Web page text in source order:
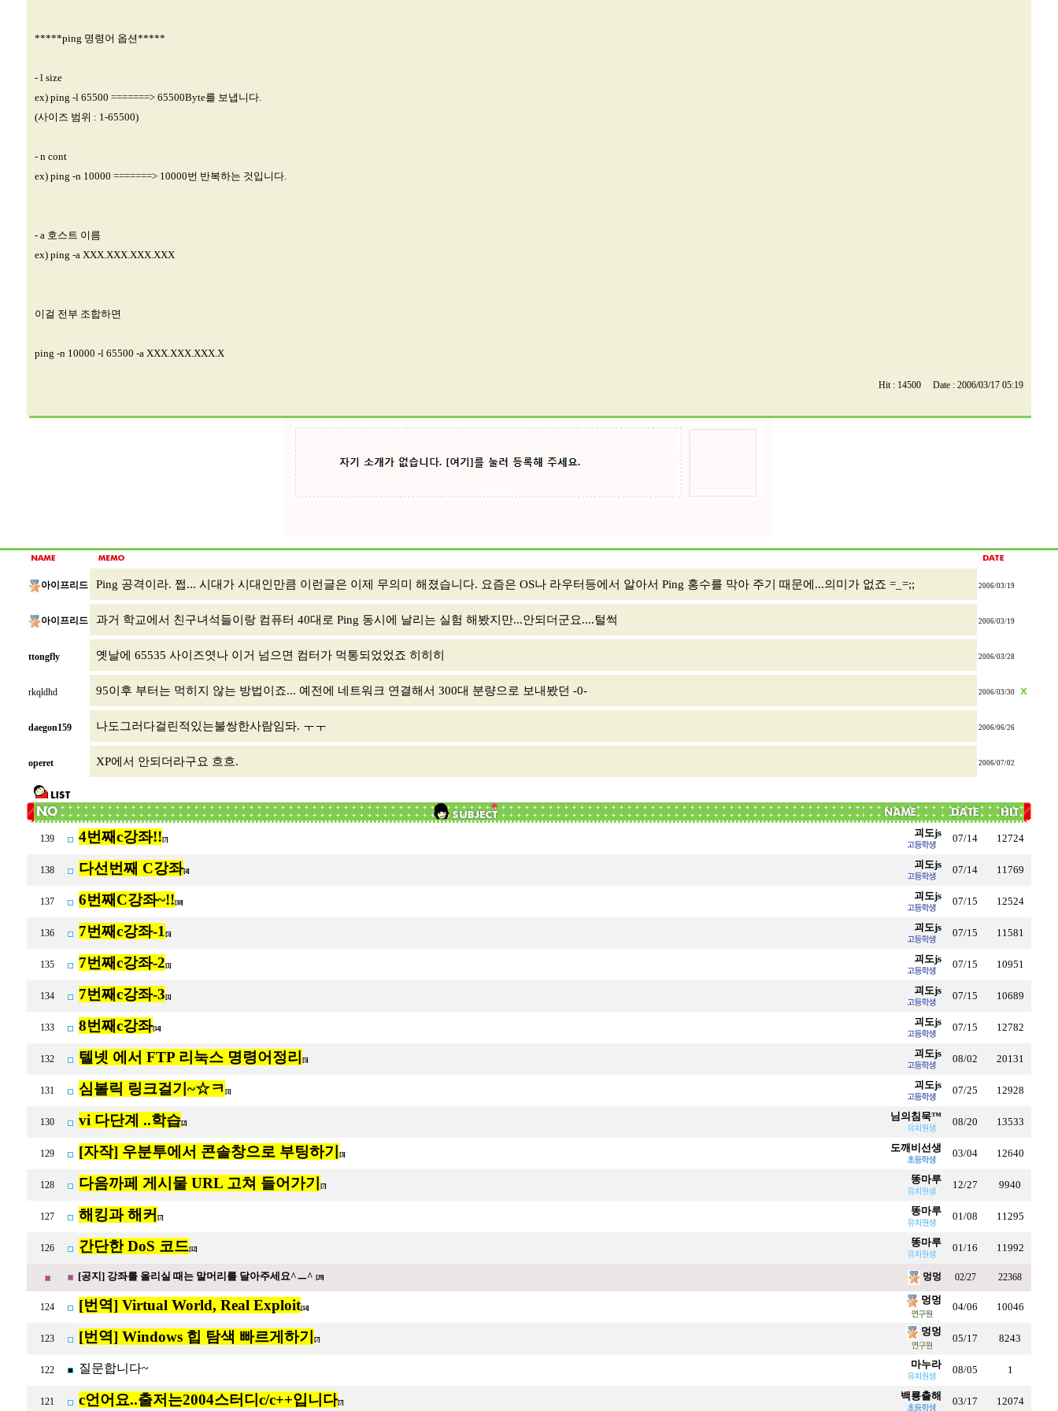
*****ping 명령어 옵션*****
- l size
ex) ping -l 65500 =======> 65500Byte를 보냅니다.
(사이즈 범위 : 1-65500)
- n cont
ex) ping -n 10000 =======> 10000번 반복하는 것입니다.
- a 호스트 이름
ex) ping -a XXX.XXX.XXX.XXX
이걸 전부 조합하면
ping -n 10000 -l 65500 -a XXX.XXX.XXX.X
Hit : 14500 Date : 2006/03/17 05:19
아이프리드 Ping 공격이라. 쩝... 시대가 시대인만큼 이런글은 이제 무의미 해졌습니다. 요즘은 OS나 라우터등에서 알아서 Ping 홍수를 막아 주기 때문에...의미가 없죠 =_=;; 2006/03/19
아이프리드 과거 학교에서 친구녀석들이랑 컴퓨터 40대로 Ping 동시에 날리는 실험 해봤지만...안되더군요....털썩 2006/03/19
ttongfly 옛날에 65535 사이즈엿나 이거 넘으면 컴터가 먹통되었었죠 히히히 2006/03/28
rkqldhd 95이후 부터는 먹히지 않는 방법이죠... 예전에 네트워크 연결해서 300대 분량으로 보내봤던 -0- 2006/03/30
daegon159 나도그러다걸린적있는불쌍한사람임돠. ㅜㅜ 2006/06/26
operet XP에서 안되더라구요 흐흐. 2006/07/02
139 4번째c강좌!! [7]
괴도js 07/14 12724
138 다선번째 C강좌[4]
괴도js 07/14 11769
137 6번째C강좌~!! [10]
괴도js 07/15 12524
136 7번째c강좌-1 [5]
괴도js 07/15 11581
135 7번째c강좌-2 [1]
괴도js 07/15 10951
134 7번째c강좌-3 [1]
괴도js 07/15 10689
133 8번째c강좌[14]
괴도js 07/15 12782
132 텔넷 에서 FTP 리눅스 명령어정리 [5]
괴도js 08/02 20131
131 심볼릭 링크걸기~☆ㅋ [1]
괴도js 07/25 12928
130 vi 다단계 ..학습[2]
님의침묵™ 08/20 13533
129 [자작] 우분투에서 콘솔창으로 부팅하기 [3]
도깨비선생 03/04 12640
128 다음까페 게시물 URL 고쳐 들어가기 [7]
똥마루 12/27 9940
127 해킹과 해커 [7]
똥마루 01/08 11295
126 간단한 DoS 코드[12]
똥마루 01/16 11992
[공지] 강좌를 올리실 때는 말머리를 달아주세요^ㅡ^ [29] 멍멍 02/27 22368
124 [번역] Virtual World, Real Exploit[14]
멍멍
04/06 10046
123 [번역] Windows 힙 탐색 빠르게하기 [7]
멍멍
05/17 8243
122 질문합니다~ 마누라 08/05 1
121 c언어요..출저는2004스터디c/c++입니다[7]
백룡출해 03/17 12074